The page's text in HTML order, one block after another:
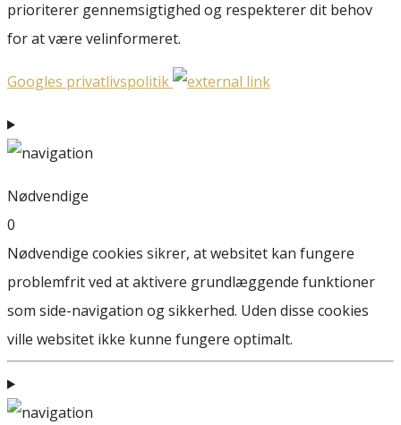
prioriterer gennemsigtighed og respekterer dit behov
for at være velinformeret.
Googles privatlivspolitik
Nødvendige
0
Nødvendige cookies sikrer, at websitet kan fungere
problemfrit ved at aktivere grundlæggende funktioner
som side-navigation og sikkerhed. Uden disse cookies
ville websitet ikke kunne fungere optimalt.